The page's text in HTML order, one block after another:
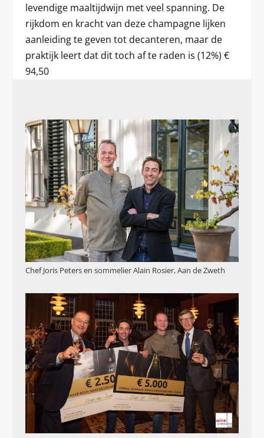
levendige maaltijdwijn met veel spanning. De
rijkdom en kracht van deze champagne lijken
aanleiding te geven tot decanteren, maar de
praktijk leert dat dit toch af te raden is (12%) €
94,50
Chef Joris Peters en sommelier Alain Rosier, Aan de Zweth